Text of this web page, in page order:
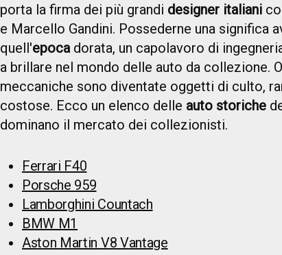
porta la firma dei più grandi designer italiani
e Marcello Gandini. Possederne una significa
quell'epocadorata, un capolavoro di
a brillare nel mondo delle auto da collezione.
meccaniche sono diventate oggetti di culto,
costose. Ecco un elenco delle auto storiche
dominano il mercato dei collezionisti.
Ferrari F40
Porsche 959
Lamborghini Countach
BMW M1
Aston Martin V8 Vantage